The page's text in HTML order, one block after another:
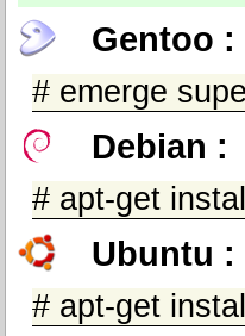
Gentoo :
# emerge
Debian :
# apt-get
Ubuntu :
# apt-get